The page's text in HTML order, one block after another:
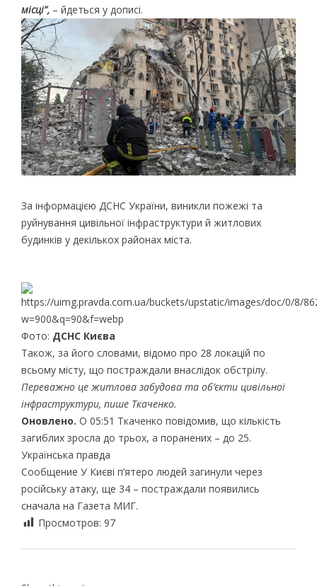
місці”, – йдеться у дописі.
За інформацією ДСНС України, виникли пожежі та
руйнування цивільної інфраструктури й житлових
будинків у декількох районах міста.
Фото: ДСНС Києва
Також, за його словами, відомо про 28 локацій по
всьому місту, що постраждали внаслідок обстрілу.
Переважно це житлова забудова та об’єкти цивільної
інфраструктури, пише Ткаченко.
Оновлено. О 05:51 Ткаченко повідомив, що кількість
загиблих зросла до трьох, а поранених – до 25.
Українська правда
Сообщение У Києві п’ятеро людей загинули через
російську атаку, ще 34 – постраждали появились
сначала на Газета МИГ.
Просмотров: 97